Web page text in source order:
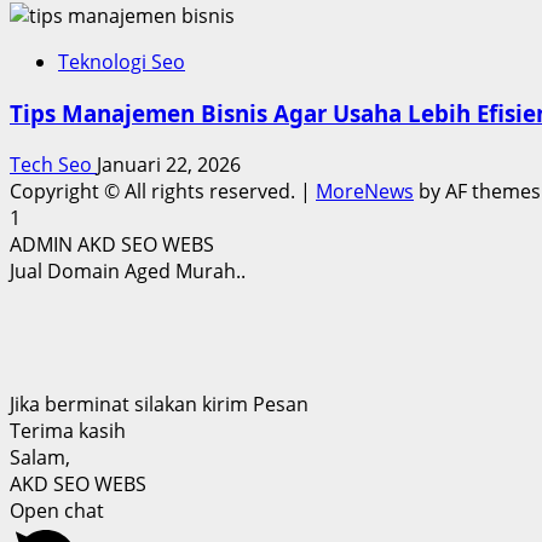
Teknologi Seo
Tips Manajemen Bisnis Agar Usaha Lebih
Tech Seo Januari 22, 2026
Copyright © All rights reserved. | MoreNews by AF
1
ADMIN AKD SEO WEBS
Jual Domain Aged Murah..
Jika berminat silakan kirim Pesan
Terima kasih
Salam,
AKD SEO WEBS
Open chat